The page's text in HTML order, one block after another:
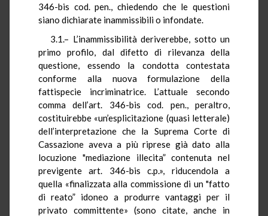
346-bis cod. pen., chiedendo che le questioni
siano dichiarate inammissibili o infondate.
3.1.– L’inammissibilità deriverebbe, sotto un
primo profilo, dal difetto di rilevanza della
questione, essendo la condotta contestata
conforme alla nuova formulazione della
fattispecie incriminatrice. L’attuale secondo
comma dell’art. 346-bis cod. pen., peraltro,
costituirebbe «un’esplicitazione (quasi letterale)
dell’interpretazione che la Suprema Corte di
Cassazione aveva a più riprese già dato alla
locuzione "mediazione illecita” contenuta nel
previgente art. 346-bis c.p.», riducendola a
quella «finalizzata alla commissione di un "fatto
di reato” idoneo a produrre vantaggi per il
privato committente» (sono citate, anche in